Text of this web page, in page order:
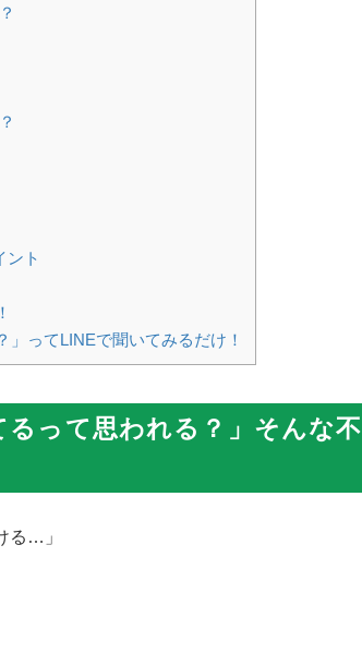
ント
ってLINEで聞いてみるだけ！
って思われる？」そんな不
る…」